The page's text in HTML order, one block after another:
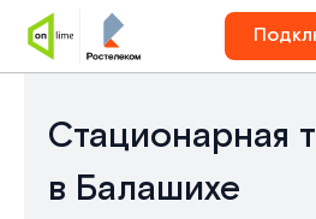
Стационарная
в Балашихе